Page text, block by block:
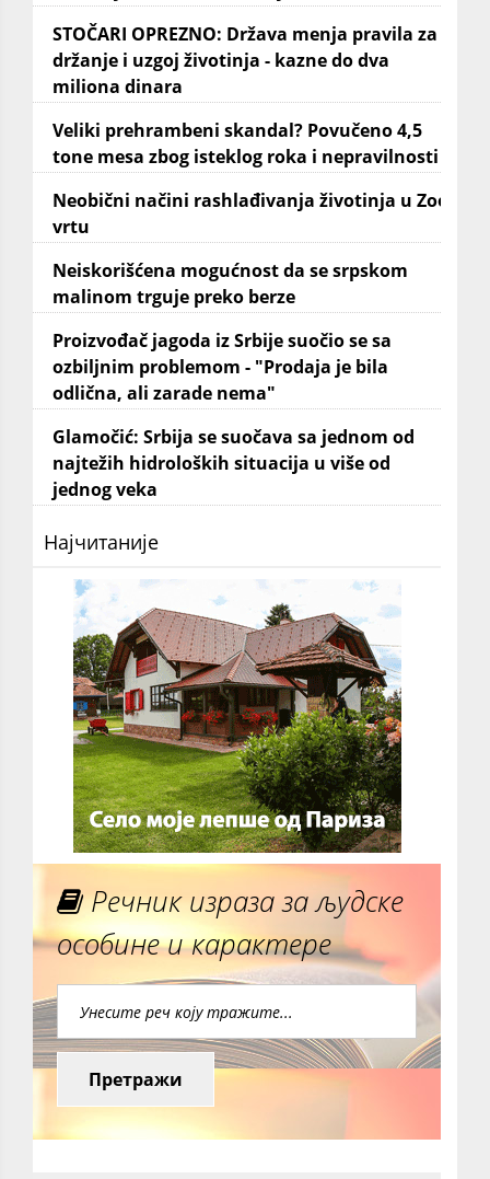
STOČARI OPREZNO: Država menja pravila za
držanje i uzgoj životinja - kazne do dva
miliona dinara
Veliki prehrambeni skandal? Povučeno 4,5
tone mesa zbog isteklog roka i nepravilnosti
Neobični načini rashlađivanja životinja u Zoo
vrtu
Neiskorišćena mogućnost da se srpskom
malinom trguje preko berze
Proizvođač jagoda iz Srbije suočio se sa
ozbiljnim problemom - "Prodaja je bila
odlična, ali zarade nema"
Glamočić: Srbija se suočava sa jednom od
najtežih hidroloških situacija u više od
jednog veka
Најчитаније
Речник израза за људске
особине и карактере
Претражи